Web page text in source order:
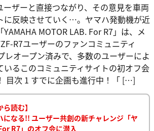
ーザーと直接つながり、その意見を車両
に反映させていく…。ヤマハ発動機が近
MOTOR LAB. For R7」は、メ
R7ユーザーのファンコミュニティ
レオープン済みで、多数のユーザーによ
いるこのコミュニティサイトの初オフ会
目次 1 すでに企画も進行中！「 […]
読む】
になる!! ユーザー共創の新チャレンジ「ヤ
R7」のオフ会に潜入